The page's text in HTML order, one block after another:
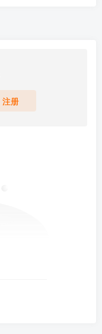
注册